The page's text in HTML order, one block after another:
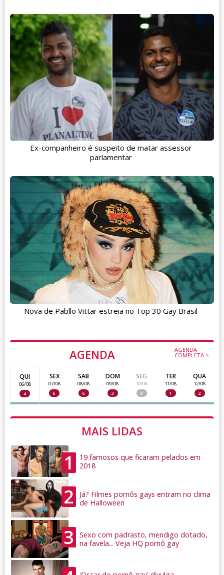
AGENDA AGENDA
COMPLETA >
QUI
06/08
4
SEX
07/08
6
SAB
08/08
6
DOM
09/08
3
SEG
10/08
0
TER
11/08
1
QUA
12/08
2
MAIS LIDAS
1
19 famosos que ficaram pelados em
2018
2
Já? Filmes pornôs gays entram no clima
de Halloween
3
Sexo com padrasto, mendigo dotado,
na favela... Veja HQ pornô gay
Ex-companheiro é suspeito de matar assessor
parlamentar
Nova de Pabllo Vittar estreia no Top 30 Gay Brasil